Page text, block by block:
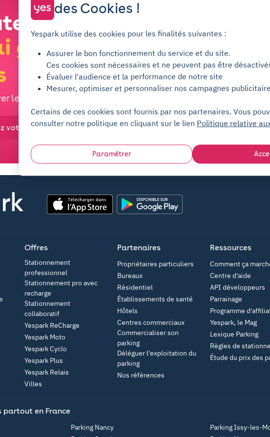
d'un
gratuit de 2
le parking Yespark qu'il vous faut !
votre parking
Offres
Stationnement
professionnel
Stationnement pro avec
recharge
Stationnement
collaboratif
Yespark ReCharge
Yespark Moto
Yespark Cyclo
Yespark Plus
Yespark Relais
Villes
Partenaires
Propriétaires particuliers
Bureaux
Résidentiel
Établissements de santé
Hôtels
Centres commerciaux
Commercialiser son
parking
Déléguer l'exploitation du
parking
Nos références
Ressources
Comment ça
Centre d'aide
API développeurs
Parrainage
Programme
Yespark, le Mag
Lexique Parking
Règles de
Étude du prix des
partout en France
Parking Nancy
Parking Issy-les-
des Cookies !
Yespark utilise des cookies pour les finalités suivantes :
Assurer le bon fonctionnement du service et du site.
Ces cookies sont nécessaires et ne peuvent pas être
Évaluer l'audience et la performance de notre site
Mesurer, optimiser et personnaliser nos campagnes
Certains de ces cookies sont fournis par nos partenaires. Vous
consulter notre politique en cliquant sur le lien Politique relative
Paramétrer